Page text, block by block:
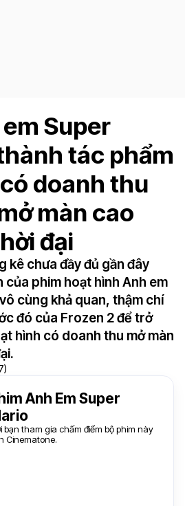
Super
tác phẩm
doanh thu
màn cao
đại
kê chưa đầy đủ gần đây
phim hoạt hình Anh em
cùng khả quan, thậm chí
đó của Frozen 2 để trở
hình có doanh thu mở màn
Anh Em Super
bạn tham gia chấm điểm bộ phim này
Cinematone.